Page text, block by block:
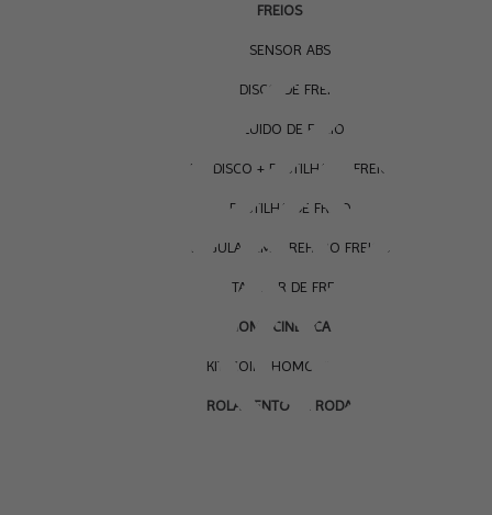
FREIOS
SENSOR ABS
DISCO DE FREIO
FLUIDO DE FREIO
KIT DISCO + PASTILHA DE FREIO
PASTILHA DE FREIO
REGULAGEM E REPARO FREIOS
TAMBOR DE FREIO
HOMOCINÉTICA
KIT COIFA HOMOCINÉTICA
ROLAMENTO DE RODA